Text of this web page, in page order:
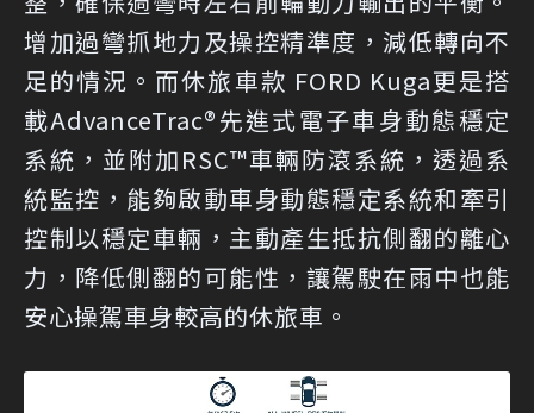
增加過彎抓地力及操控精準度，減低轉向不
足的情況。而休旅車款 FORD Kuga更是搭
載AdvanceTrac®先進式電子車身動態穩定
系統，並附加RSC™車輛防滾系統，透過系
統監控，能夠啟動車身動態穩定系統和牽引
控制以穩定車輛，主動產生抵抗側翻的離心
力，降低側翻的可能性，讓駕駛在雨中也能
安心操駕車身較高的休旅車。